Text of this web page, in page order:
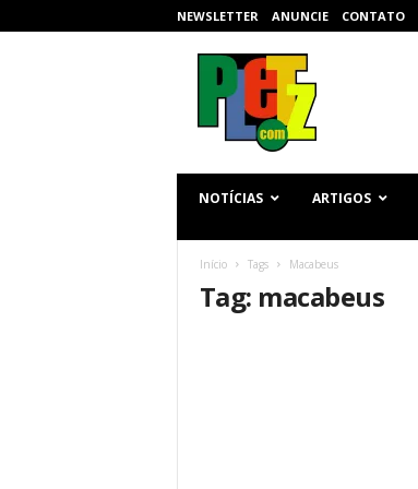
NEWSLETTER ANUNCIE CONTATO
NOTÍCIAS ARTIGOS
Início Tags Macabeus
Tag: macabeus